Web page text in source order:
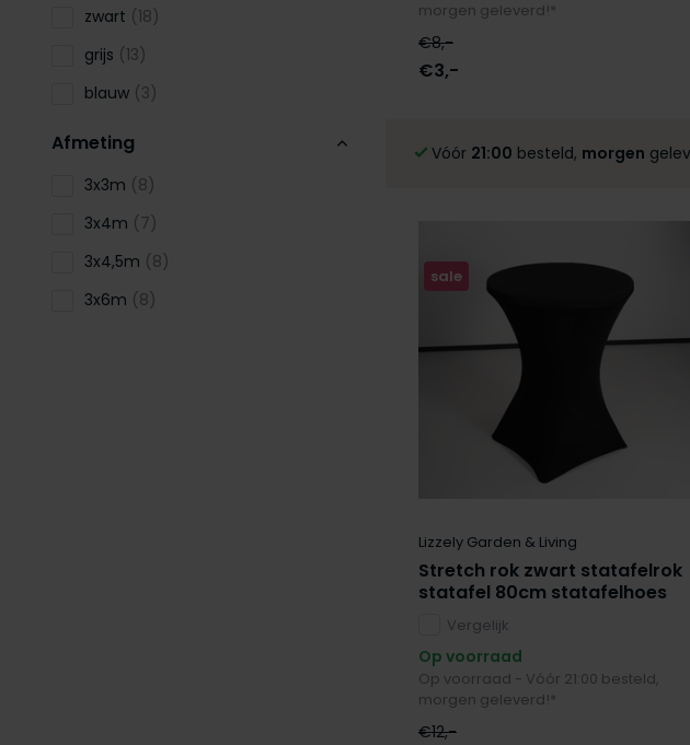
zwart (18)
grijs (13)
blauw (3)
Afmeting
3x3m (8)
3x4m (7)
3x4,5m (8)
3x6m (8)
morgen geleverd!*
€8,-
€3,-
Vóór 21:00 besteld, morgen
sale
Lizzely Garden & Living
Stretch rok zwart statafelrok
statafel 80cm statafelhoes
Vergelijk
Op voorraad
Op voorraad - Vóór 21:00 besteld,
morgen geleverd!*
€12,-